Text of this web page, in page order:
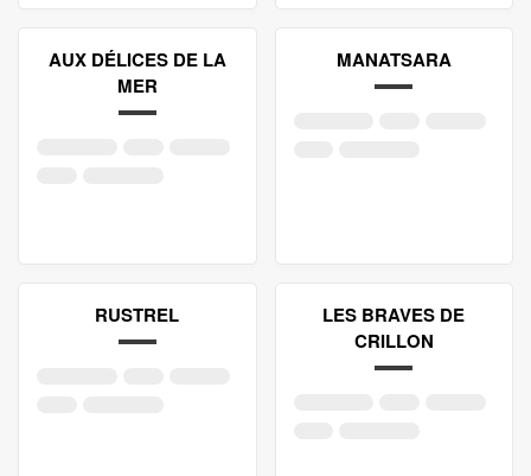
AUX DÉLICES DE LA
MER
MANATSARA
RUSTREL
LES BRAVES DE
CRILLON